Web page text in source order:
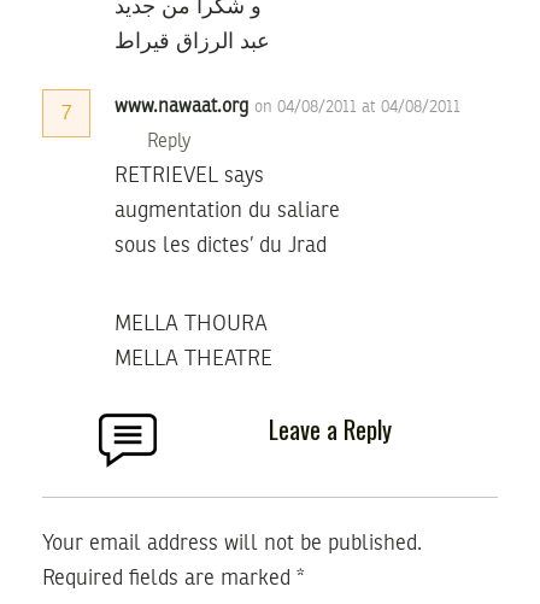
و شكرا من جديد
عبد الرزاق قيراط
7 www.nawaat.org on 04/08/2011 at 04/08/2011
Reply
RETRIEVEL says
augmentation du saliare
sous les dictes’ du Jrad
MELLA THOURA
MELLA THEATRE
Leave a Reply
Your email address will not be published.
Required fields are marked *